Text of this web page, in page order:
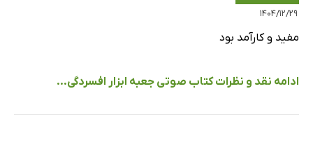
۱۴۰۴/۱۲/۲۹
مفید و کارآمد بود
ادامه نقد و نظرات کتاب صوتی جعبه ابزار افسردگی...